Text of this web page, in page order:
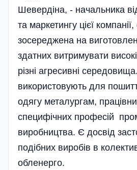
Шевердіна, - начальника
та маркетингу цієї
зосереджена на
здатних витримувати
різні агресивні
використовують для
одягу металургам,
специфічних професій
виробництва. Є досвід
подібних виробів в
обленерго.